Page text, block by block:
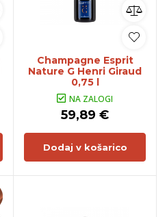
Champagne Esprit
Nature G Henri Giraud
0,75 l
NA ZALOGI
59,89 €
Dodaj v košarico